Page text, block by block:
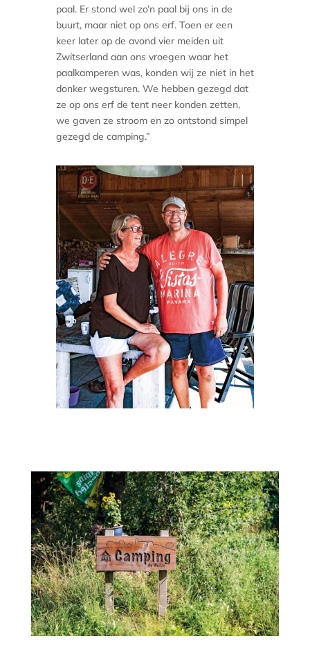
paal. Er stond wel zo’n paal bij ons in de
buurt, maar niet op ons erf. Toen er een
keer later op de avond vier meiden uit
Zwitserland aan ons vroegen waar het
paalkamperen was, konden wij ze niet in het
donker wegsturen. We hebben gezegd dat
ze op ons erf de tent neer konden zetten,
we gaven ze stroom en zo ontstond simpel
gezegd de camping.”